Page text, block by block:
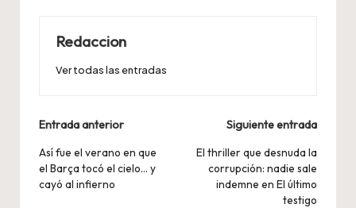
Redaccion
Ver todas las entradas
Navegación
de
entradas
Entrada anterior
Así fue el verano en que
el Barça tocó el cielo… y
cayó al infierno
Siguiente entrada
El thriller que desnuda la
corrupción: nadie sale
indemne en El último
testigo